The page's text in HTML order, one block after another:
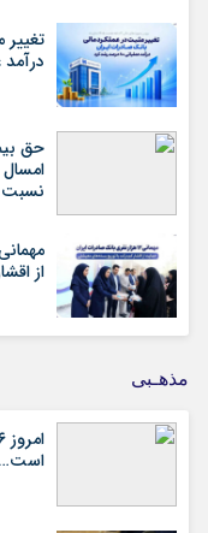
درآمد
حق
نسبت
از
مذهـبی
است…